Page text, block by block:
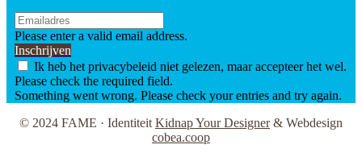
Please enter a valid email address.
Inschrijven
Ik heb het privacybeleid niet gelezen, maar accepteer het wel.
Please check the required field.
Something went wrong. Please check your entries and try again.
© 2024 FAME · IdentiteitKidnap Your Designer& Webdesign
cobea.coop